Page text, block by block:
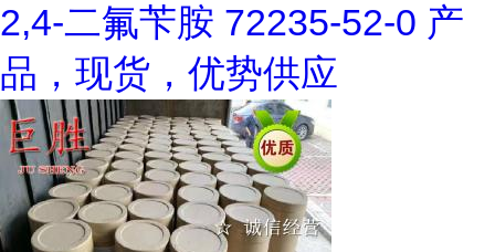
2,4-二氟苄胺 72235-52-0 产
品，现货，优势供应